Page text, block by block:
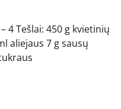
4 Tešlai: 450 g kvietinių
aliejaus 7 g sausų